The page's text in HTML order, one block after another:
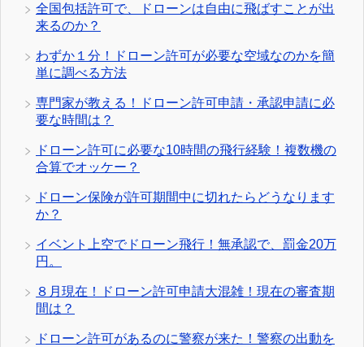
全国包括許可で、ドローンは自由に飛ばすことが出
来るのか？
わずか１分！ドローン許可が必要な空域なのかを簡
単に調べる方法
専門家が教える！ドローン許可申請・承認申請に必
要な時間は？
ドローン許可に必要な10時間の飛行経験！複数機の
合算でオッケー？
ドローン保険が許可期間中に切れたらどうなります
か？
イベント上空でドローン飛行！無承認で、罰金20万
円。
８月現在！ドローン許可申請大混雑！現在の審査期
間は？
ドローン許可があるのに警察が来た！警察の出動を